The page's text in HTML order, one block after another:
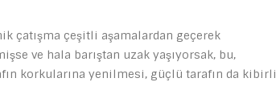
çatışma çeşitli aşamalardan geçerek
ve hala barıştan uzak yaşıyorsak, bu,
korkularına yenilmesi, güçlü tarafın da kibirli